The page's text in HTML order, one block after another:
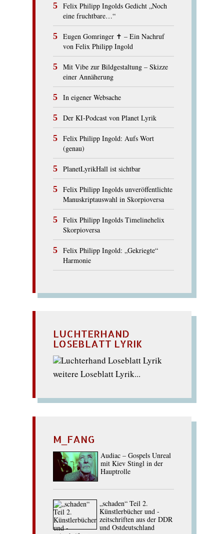
Felix Philipp Ingolds Gedicht „Noch
eine fruchtbare…“
Eugen Gomringer ✝︎ – Ein Nachruf
von Felix Philipp Ingold
Mit Vibe zur Bildgestaltung – Skizze
einer Annäherung
In eigener Websache
Der KI-Podcast von Planet Lyrik
Felix Philipp Ingold: Aufs Wort
(genau)
PlanetLyrikHall ist sichtbar
Felix Philipp Ingolds unveröffentlichte
Manuskriptauswahl in Skorpioversa
Felix Philipp Ingolds Timelinehelix
Skorpioversa
Felix Philipp Ingold: „Gekriegte“
Harmonie
LUCHTERHAND
LOSEBLATT LYRIK
weitere Loseblatt Lyrik...
M_FANG
Audiac – Gospels Unreal
mit Kiev Stingl in der
Hauptrolle
„schaden“ Teil 2.
Künstlerbücher und -
zeitschriften aus der DDR
und Ostdeutschland